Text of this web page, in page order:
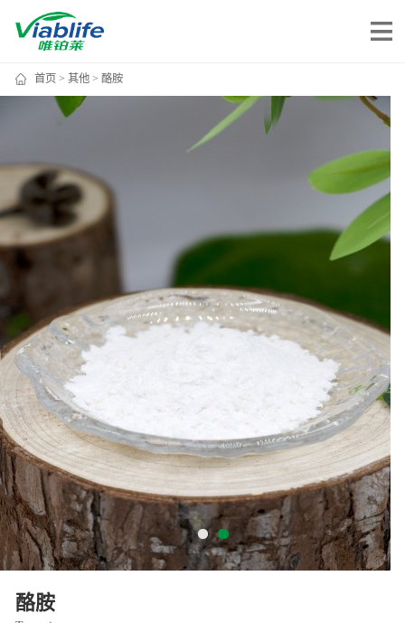
唯铂莱
公司团队
公司动态
加入我们
唯产品
美妆护肤
健康食品
生物基新材料
生物制药
其他
唯创新
智能生物乐高平台
高通量骐骥平台
鸿鹄实验室
唯责任
可持续发展
社会责任
联系我们
首页 > 其他> 酪胺
酪胺